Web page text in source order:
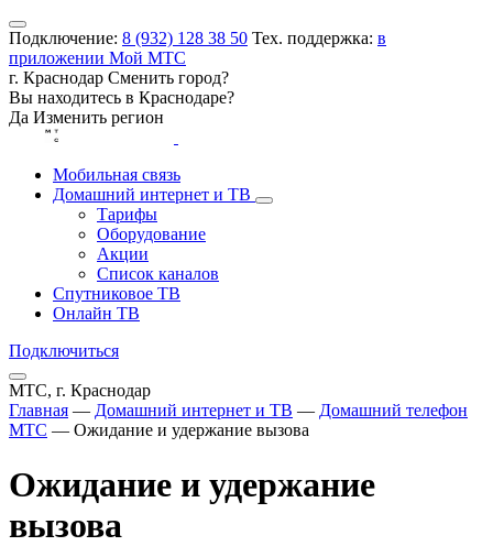
Подключение: 8 (932) 128 38 50 Тех. поддержка: в
приложении Мой МТС
г. Краснодар Сменить город?
Вы находитесь в Краснодаре?
Да Изменить регион
Мобильная связь
Домашний интернет и ТВ
Тарифы
Оборудование
Акции
Список каналов
Спутниковое ТВ
Онлайн ТВ
Подключиться
МТС, г. Краснодар
Главная — Домашний интернет и ТВ — Домашний телефон
МТС — Ожидание и удержание вызова
Ожидание и удержание
вызова